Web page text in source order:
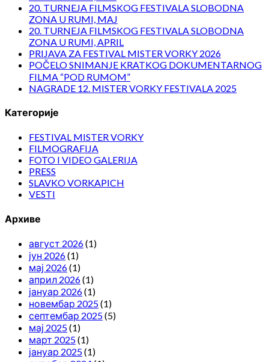
20. TURNEJA FILMSKOG FESTIVALA SLOBODNA
ZONA U RUMI, MAJ
20. TURNEJA FILMSKOG FESTIVALA SLOBODNA
ZONA U RUMI, APRIL
PRIJAVA ZA FESTIVAL MISTER VORKY 2026
POČELO SNIMANJE KRATKOG DOKUMENTARNOG
FILMA “POD RUMOM”
NAGRADE 12. MISTER VORKY FESTIVALA 2025
Категорије
FESTIVAL MISTER VORKY
FILMOGRAFIJA
FOTO I VIDEO GALERIJA
PRESS
SLAVKO VORKAPICH
VESTI
Архиве
август 2026(1)
јун 2026(1)
мај 2026(1)
април 2026(1)
јануар 2026(1)
новембар 2025(1)
септембар 2025(5)
мај 2025(1)
март 2025(1)
јануар 2025(1)